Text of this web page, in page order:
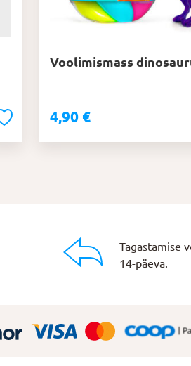
Voolimismass
4,90 €
Tagastamise
14-päeva.